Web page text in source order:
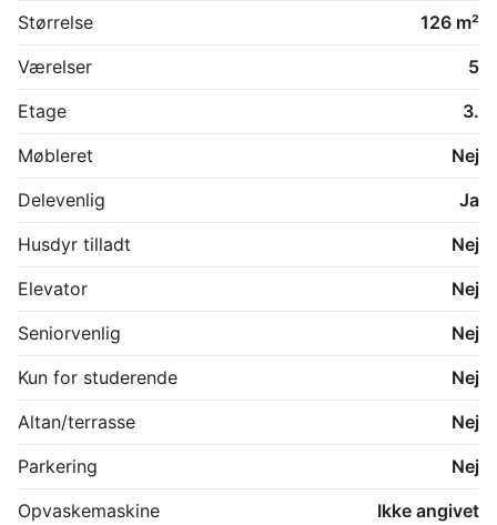
Størrelse
126 m²
Værelser
5
Etage
3.
Møbleret
Nej
Delevenlig
Ja
Husdyr tilladt
Nej
Elevator
Nej
Seniorvenlig
Nej
Kun for studerende
Nej
Altan/terrasse
Nej
Parkering
Nej
Opvaskemaskine
Ikke angivet